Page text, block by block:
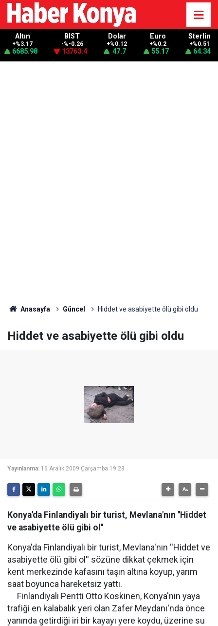
Altın
+%3.17
6685.98
BIST
-%-0.26
13763.4
Dolar
+%0.12
47.7
Euro
+%0.2
55.17
Sterlin
+%0.51
64.34
Anasayfa Güncel Hiddet ve asabiyette ölü gibi oldu
Hiddet ve asabiyette ölü gibi oldu
Yayınlanma: 16 Aralık 2009 Çarşamba 19:28
Konya'da Finlandiyalı bir turist, Mevlana'nın ''Hiddet
ve asabiyette ölü gibi ol''
Konya'da Finlandiyalı bir turist, Mevlana'nın ''Hiddet ve
asabiyette ölü gibi ol'' sözüne dikkat çekmek için
kent merkezinde kafasını taşın altına koyup, yarım
saat boyunca hareketsiz yattı.
Finlandiyalı Pentti Otto Koskinen, Konya'nın yaya
trafiği en kalabalık yeri olan Zafer Meydanı'nda önce
yanında getirdiği iri bir kayayı yere koydu, üzerine su